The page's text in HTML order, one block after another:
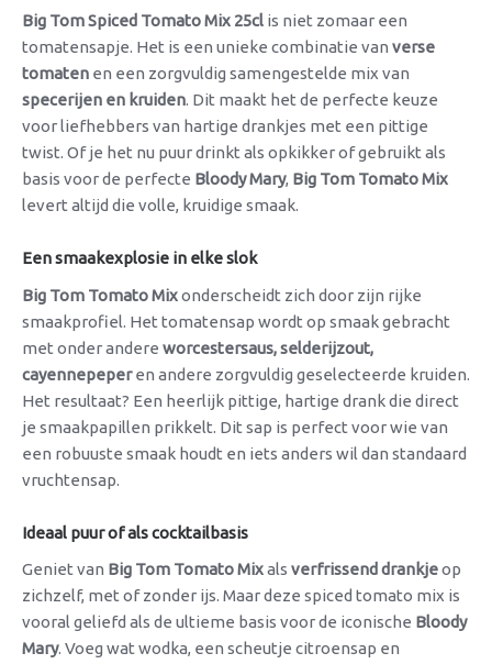
Big Tom Spiced Tomato Mix 25cl is niet zomaar een
tomatensapje. Het is een unieke combinatie van verse
tomaten en een zorgvuldig samengestelde mix van
specerijen en kruiden. Dit maakt het de perfecte keuze
voor liefhebbers van hartige drankjes met een pittige
twist. Of je het nu puur drinkt als opkikker of gebruikt als
basis voor de perfecte Bloody Mary, Big Tom Tomato Mix
levert altijd die volle, kruidige smaak.
Een smaakexplosie in elke slok
Big Tom Tomato Mixonderscheidt zich door zijn rijke
smaakprofiel. Het tomatensap wordt op smaak gebracht
met onder andere worcestersaus, selderijzout,
cayennepeperen andere zorgvuldig geselecteerde kruiden.
Het resultaat? Een heerlijk pittige, hartige drank die direct
je smaakpapillen prikkelt. Dit sap is perfect voor wie van
een robuuste smaak houdt en iets anders wil dan standaard
vruchtensap.
Ideaal puur of als cocktailbasis
Geniet van Big Tom Tomato Mixals verfrissend drankjeop
zichzelf, met of zonder ijs. Maar deze spiced tomato mix is
vooral geliefd als de ultieme basis voor de iconische Bloody
Mary. Voeg wat wodka, een scheutje citroensap en